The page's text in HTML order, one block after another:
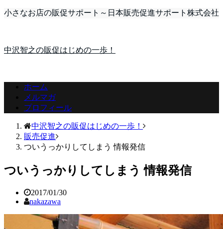
小さなお店の販促サポート～日本販売促進サポート株式会社
中沢智之の販促はじめの一歩！
ホーム
メルマガ
プロフィール
中沢智之の販促はじめの一歩！
販売促進
ついうっかりしてしまう 情報発信
ついうっかりしてしまう 情報発信
2017/01/30
nakazawa